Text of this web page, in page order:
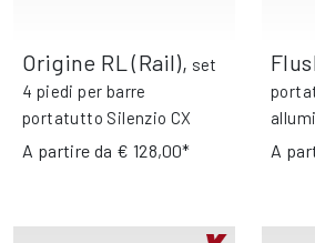
Origine RL (Rail), set
4 piedi per barre
portatutto Silenzio CX
A partire da € 128,00* A